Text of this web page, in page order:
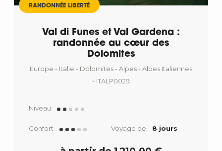
RANDONNÉE LIBERTÉ
Val di Funes et Val Gardena :
randonnée au cœur des
Dolomites
Europe - Italie - Dolomites - Alpes - Alpes Italiennes
- ITALP0029
Niveau
Confort Voyage de 8 jours